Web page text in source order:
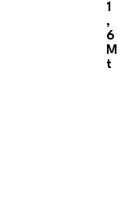
1
,
6
M
T